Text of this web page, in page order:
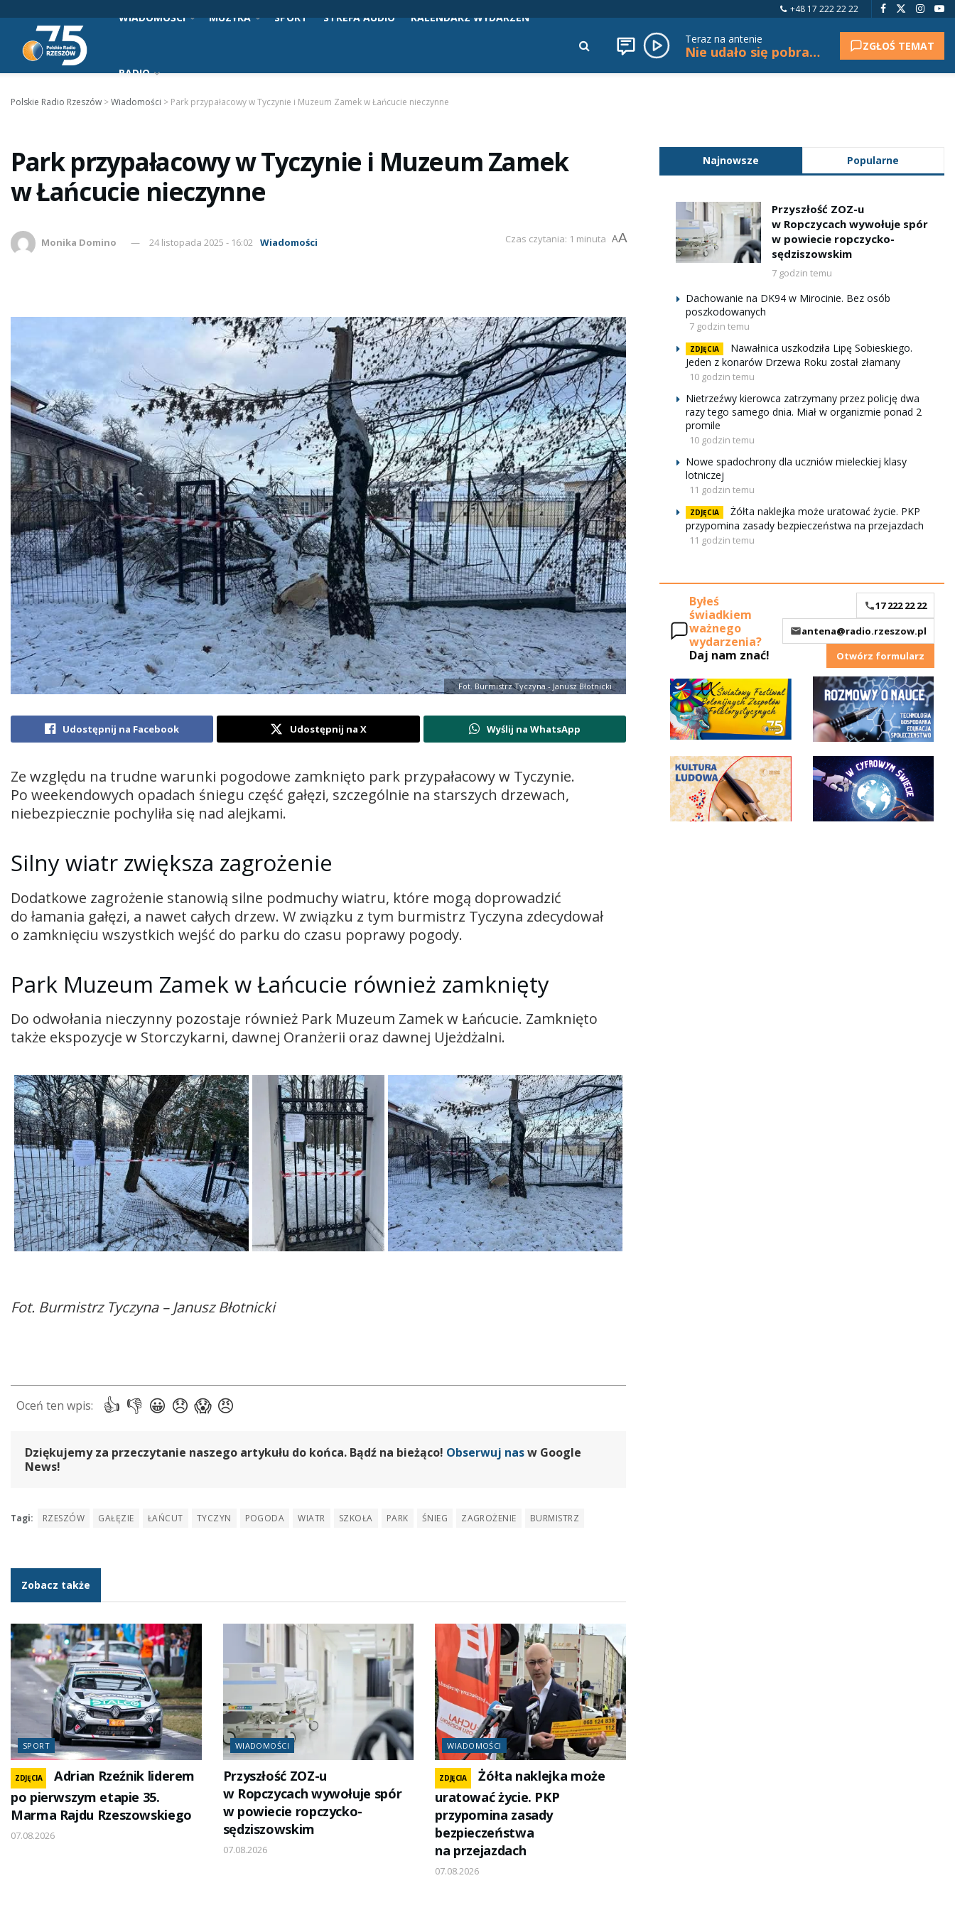
+48 17 222 22 22
WIADOMOŚCI MUZYKA SPORT STREFA AUDIO KALENDARZ WYDARZEŃ
RADIO
Teraz na antenie
Nie udało się pobrać tytułu. ZGŁOŚ TEMAT
Polskie Radio Rzeszów >Wiadomości > Park przypałacowy w Tyczynie i Muzeum Zamek w Łańcucie nieczynne
Park przypałacowy w Tyczynie i Muzeum Zamek
w Łańcucie nieczynne
Monika Domino 24 listopada 2025 - 16:02 Wiadomości Czas czytania: 1 minuta AA
Fot. Burmistrz Tyczyna - Janusz Błotnicki
Udostępnij na Facebook Udostępnij na X Wyślij na WhatsApp
Ze względu na trudne warunki pogodowe zamknięto park przypałacowy w Tyczynie.
Po weekendowych opadach śniegu część gałęzi, szczególnie na starszych drzewach,
niebezpiecznie pochyliła się nad alejkami.
Silny wiatr zwiększa zagrożenie
Dodatkowe zagrożenie stanowią silne podmuchy wiatru, które mogą doprowadzić
do łamania gałęzi, a nawet całych drzew. W związku z tym burmistrz Tyczyna zdecydował
o zamknięciu wszystkich wejść do parku do czasu poprawy pogody.
Park Muzeum Zamek w Łańcucie również zamknięty
Do odwołania nieczynny pozostaje również Park Muzeum Zamek w Łańcucie. Zamknięto
także ekspozycje w Storczykarni, dawnej Oranżerii oraz dawnej Ujeżdżalni.
Fot. Burmistrz Tyczyna – Janusz Błotnicki
Dziękujemy za przeczytanie naszego artykułu do końca. Bądź na bieżąco! Obserwuj nasw Google
News!
Tagi: RZESZÓW GAŁĘZIE ŁAŃCUT TYCZYN POGODA WIATR SZKOŁA PARK ŚNIEG ZAGROŻENIE BURMISTRZ
Zobacz także
SPORT
ZDJĘCIA
Adrian Rzeźnik liderem
po pierwszym etapie 35.
Marma Rajdu Rzeszowskiego
07.08.2026
WIADOMOŚCI
Przyszłość ZOZ-u
w Ropczycach wywołuje spór
w powiecie ropczycko-
sędziszowskim
07.08.2026
WIADOMOŚCI
ZDJĘCIA
Żółta naklejka może
uratować życie. PKP
przypomina zasady
bezpieczeństwa
na przejazdach
07.08.2026
Najnowsze Popularne
Przyszłość ZOZ-u
w Ropczycach wywołuje spór
w powiecie ropczycko-
sędziszowskim
7 godzin temu
Dachowanie na DK94 w Mirocinie. Bez osób
poszkodowanych
7 godzin temu
ZDJĘCIA
Nawałnica uszkodziła Lipę Sobieskiego.
Jeden z konarów Drzewa Roku został złamany
10 godzin temu
Nietrzeźwy kierowca zatrzymany przez policję dwa
razy tego samego dnia. Miał w organizmie ponad 2
promile
10 godzin temu
Nowe spadochrony dla uczniów mieleckiej klasy
lotniczej
11 godzin temu
ZDJĘCIA
Żółta naklejka może uratować życie. PKP
przypomina zasady bezpieczeństwa na przejazdach
11 godzin temu
Byłeś
świadkiem
ważnego
wydarzenia?
Daj nam znać!
17 222 22 22
antena@radio.rzeszow.pl
Otwórz formularz